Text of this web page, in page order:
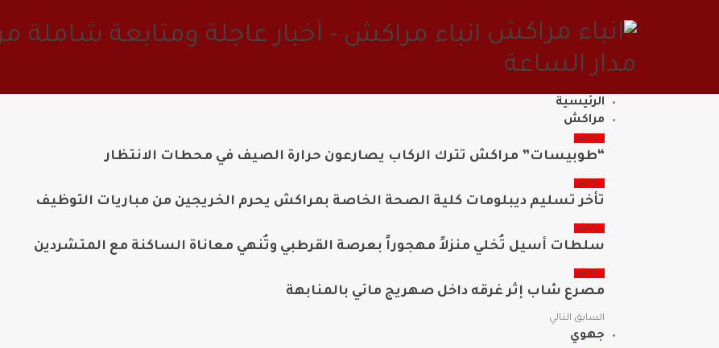
انباء مراكش - أخبار عاجلة ومتابعة
مدار الساعة
الرئيسية
مراكش
مراكش
“طوبيسات” مراكش تترك الركاب يصارعون حرارة الصيف في محطات الانتظار
مراكش
تأخر تسليم ديبلومات كلية الصحة الخاصة بمراكش يحرم الخريجين من مباريات التوظيف
مراكش
سلطات أسيل تُخلي منزلاً مهجوراً بعرصة القرطبي وتُنهي معاناة الساكنة مع المتشردين
مراكش
مصرع شاب إثر غرقه داخل صهريج مائي بالمنابهة
السابق التالي
جهوي